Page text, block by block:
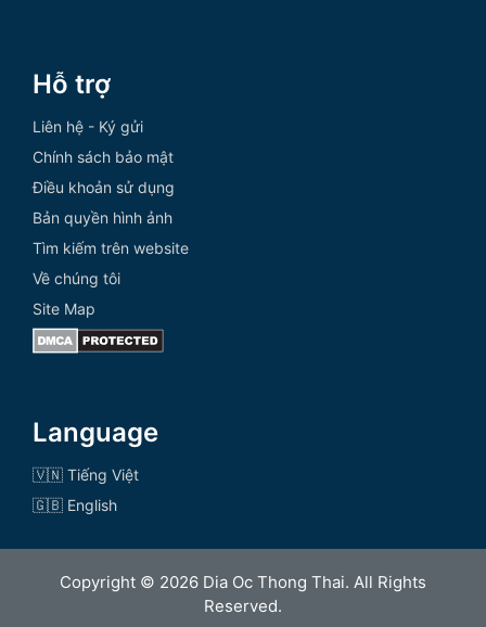
Hỗ trợ
Liên hệ - Ký gửi
Chính sách bảo mật
Điều khoản sử dụng
Bản quyền hình ảnh
Tìm kiếm trên website
Về chúng tôi
Site Map
Language
🇻🇳 Tiếng Việt
🇬🇧 English
Copyright © 2026 Dia Oc Thong Thai. All Rights
Reserved.